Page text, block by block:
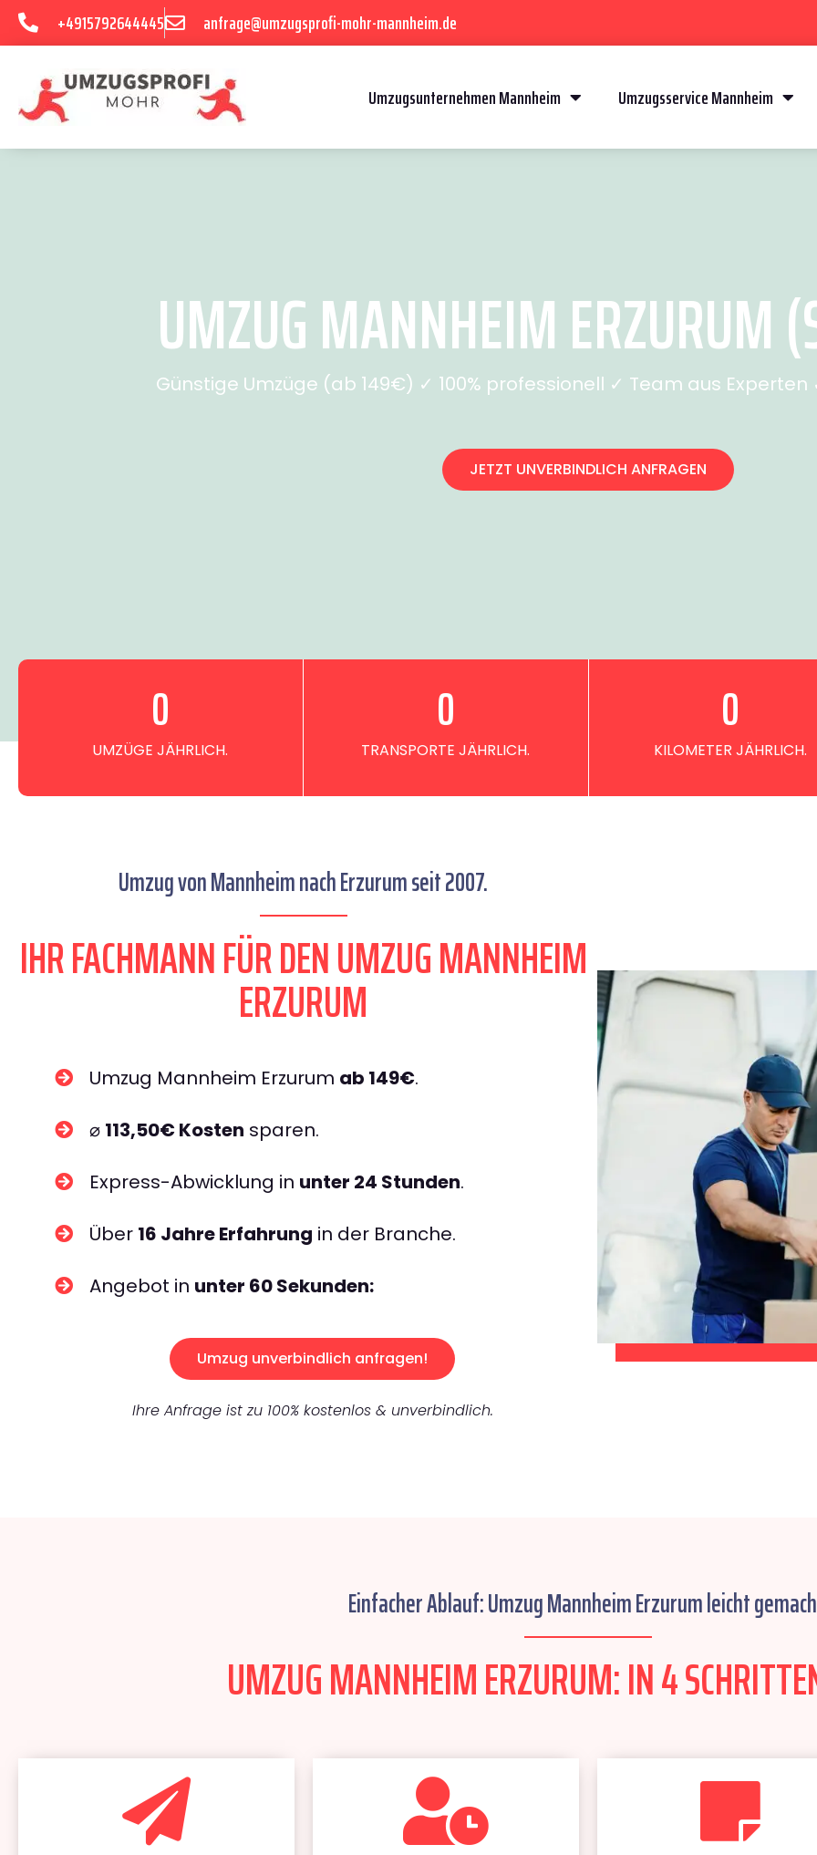
+4915792644445 anfrage@umzugsprofi-mohr-mannheim.de
Umzugsunternehmen Mannheim Umzugsservice Mannheim
UMZUG MANNHEIM ERZURUM
Günstige Umzüge (ab 149€) ✓ 100% professionell ✓ Team aus
JETZT UNVERBINDLICH ANFRAGEN
UMZÜGE JÄHRLICH.
0
TRANSPORTE JÄHRLICH.
0
KILOMETER JÄHRLICH.
0
Umzug von Mannheim nach Erzurum seit 2007.
IHR FACHMANN FÜR DEN UMZUG MANNHEIM
ERZURUM
Umzug Mannheim Erzurum ab 149€.
⌀ 113,50€ Kosten sparen.
Express-Abwicklung in unter 24 Stunden.
Über 16 Jahre Erfahrung in der Branche.
Angebot in unter 60 Sekunden:
Umzug unverbindlich anfragen!
Ihre Anfrage ist zu 100% kostenlos & unverbindlich.
Einfacher Ablauf: Umzug Mannheim Erzurum leicht
UMZUG MANNHEIM ERZURUM: IN 4